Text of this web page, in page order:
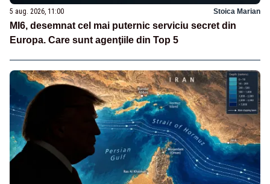
5 aug. 2026, 11:00 Stoica Marian
MI6, desemnat cel mai puternic serviciu secret din
Europa. Care sunt agenţiile din Top 5